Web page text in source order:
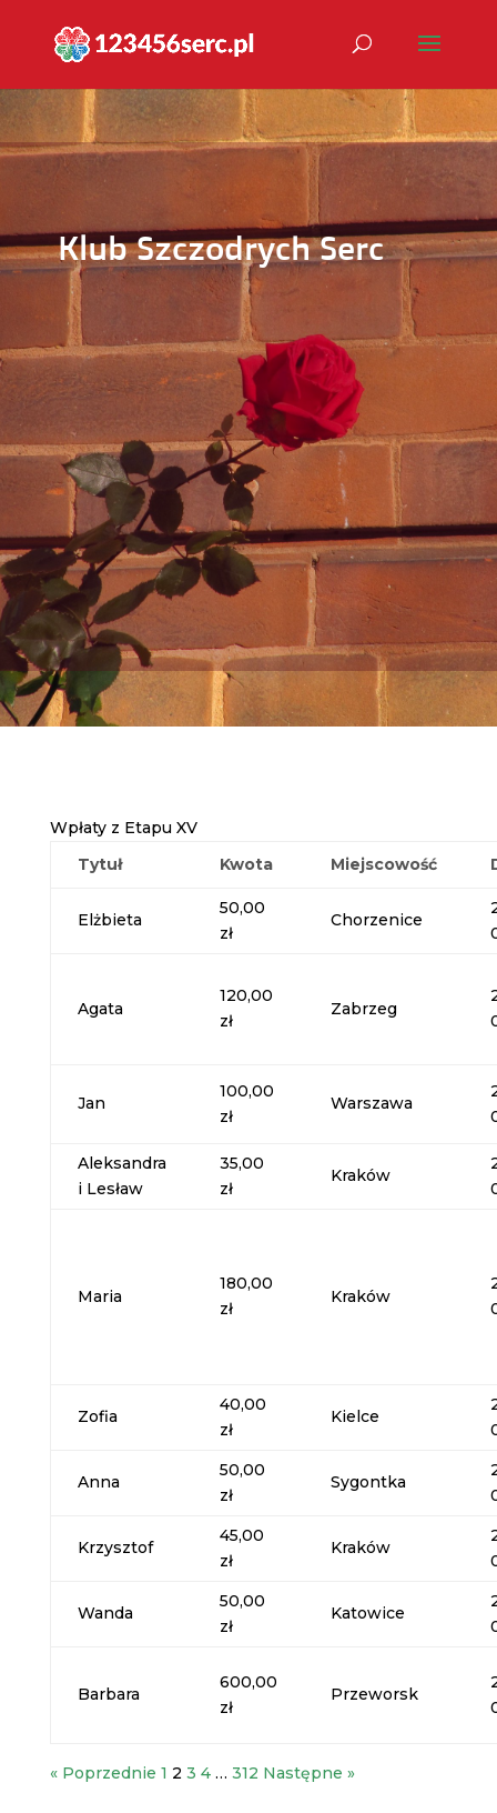
Klub Szczodrych Serc
Wpłaty z Etapu XV
Tytuł
Kwota Miejscowość
Elżbieta
50,00
zł
Chorzenice
Agata
120,00
zł
Zabrzeg
Jan
100,00
zł
Warszawa
Aleksandra
i Lesław
35,00
zł
Kraków
Maria
180,00
zł
Kraków
Zofia
40,00
zł
Kielce
Anna
50,00
zł
Sygontka
Krzysztof
45,00
zł
Kraków
Wanda
50,00
zł
Katowice
Barbara
600,00
zł
Przeworsk
« Poprzednie 1 2 3 4 … 312 Następne »